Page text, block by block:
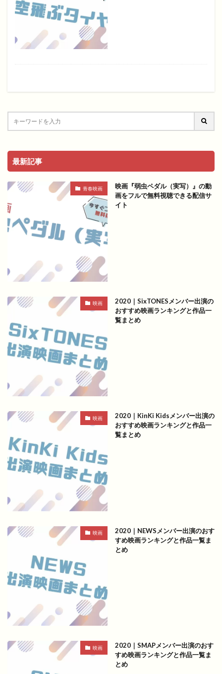
最新記事
青春映画
映画『弱虫ペダル（実写）』の動
画をフルで無料視聴できる配信サ
イト
映画
2020｜SixTONESメンバー出演の
おすすめ映画ランキングと作品一
覧まとめ
映画
2020｜KinKi Kidsメンバー出演の
おすすめ映画ランキングと作品一
覧まとめ
映画
2020｜NEWSメンバー出演のおす
すめ映画ランキングと作品一覧ま
とめ
映画
2020｜SMAPメンバー出演のおす
すめ映画ランキングと作品一覧ま
とめ